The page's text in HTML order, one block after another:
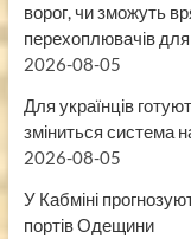
ворог, чи зможуть
перехоплювачів
2026-08-05
Для українців
зміниться система
2026-08-05
У Кабміні
портів Одещини